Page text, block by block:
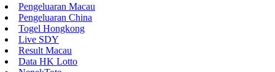
Pengeluaran Macau
Pengeluaran China
Togel Hongkong
Live SDY
Result Macau
Data HK Lotto